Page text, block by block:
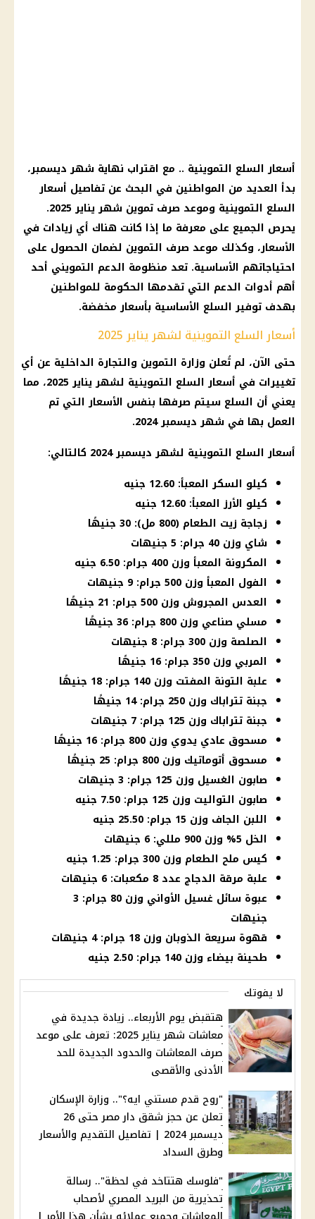
أسعار السلع التموينية .. مع اقتراب نهاية شهر ديسمبر،
بدأ العديد من المواطنين في البحث عن تفاصيل أسعار
السلع التموينية وموعد صرف تموين شهريناير 2025
.
يحرص الجميع على معرفة ما إذا كانت هناك أي زيادات في
الأسعار، وكذلك موعد صرف التموين لضمان الحصول على
احتياجاتهم الأساسية. تعد منظومة الدعم التمويني أحد
أهم أدوات الدعم التي تقدمها الحكومة للمواطنين
بهدف توفير السلع الأساسية بأسعار مخفضة.
أسعار السلع التموينية لشهر يناير 2025
حتى الآن، لم تُعلن وزارة التموين والتجارة الداخلية عن أي
تغييرات في أسعار السلع التموينية لشهريناير 2025
، مما
يعني أن السلع سيتم صرفها بنفس الأسعارالتي تم
العمل بها في شهرديسمبر 2024
.
أسعار السلع التموينية لشهرديسمبر 2024
كالتالي:
كيلو السكر المعبأ: 12.60 جنيه
كيلو الأرز المعبأ: 12.60 جنيه
زجاجة زيت الطعام (800 مل): 30 جنيهًا
شاي وزن 40 جرام: 5 جنيهات
المكرونة المعبأ وزن 400 جرام: 6.50 جنيه
الفول المعبأ وزن 500 جرام: 9 جنيهات
العدس المجروش وزن 500 جرام: 21 جنيهًا
مسلي صناعي وزن 800 جرام: 36 جنيهًا
الصلصة وزن 300 جرام: 8 جنيهات
المربي وزن 350 جرام: 16 جنيهًا
علبة التونة المفتت وزن 140 جرام: 18 جنيهًا
جبنة تتراباك وزن 250 جرام: 14 جنيهًا
جبنة تتراباك وزن 125 جرام: 7 جنيهات
مسحوق عادي يدوي وزن 800 جرام: 16 جنيهًا
مسحوق أتوماتيك وزن 800 جرام: 25 جنيهًا
صابون الغسيل وزن 125 جرام: 3 جنيهات
صابون التواليت وزن 125 جرام: 7.50 جنيه
اللبن الجاف وزن 15 جرام: 25.50 جنيه
الخل 5% وزن 900 مللي: 6 جنيهات
كيس ملح الطعام وزن 300 جرام: 1.25 جنيه
علبة مرقة الدجاج عدد 8 مكعبات: 6 جنيهات
عبوة سائل غسيل الأواني وزن 80 جرام: 3
جنيهات
قهوة سريعة الذوبان وزن 18 جرام: 4 جنيهات
طحينة بيضاء وزن 140 جرام: 2.50 جنيه
لا يفوتك
هتقبض يوم الأربعاء.. زيادة جديدة في
معاشات شهر يناير 2025: تعرف على موعد
صرف المعاشات والحدود الجديدة للحد
الأدنى والأقصى
"روح قدم مستني ايه؟".. وزارة الإسكان
تعلن عن حجز شقق دار مصر حتى 26
ديسمبر 2024 | تفاصيل التقديم والأسعار
وطرق السداد
"فلوسك هتتاخد في لحظة".. رسالة
تحذيرية من البريد المصري لأصحاب